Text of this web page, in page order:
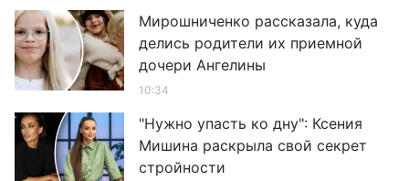
Мирошниченко рассказала, куда
делись родители их приемной
дочери Ангелины
10:34
"Нужно упасть ко дну": Ксения
Мишина раскрыла свой секрет
стройности